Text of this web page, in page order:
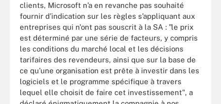
clients, Microsoft n’a en revanche pas souhaité
fournir d’indication sur les règles s’appliquant aux
entreprises qui n'ont pas souscrit à la SA : "le prix
est déterminé par une série de facteurs, y compris
les conditions du marché local et les décisions
tarifaires des revendeurs, ainsi que sur la base de
ce qu’une organisation est prête à investir dans les
logiciels et le programme spécifique à travers
lequel elle choisit de faire cet investissement", a